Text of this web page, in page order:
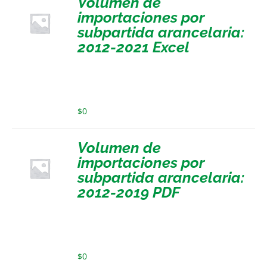
importaciones por
subpartida arancelaria:
2012-2021 Excel
$0
Volumen de
importaciones por
subpartida arancelaria:
2012-2019 PDF
$0